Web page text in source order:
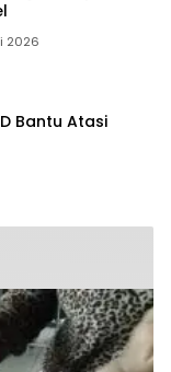
2026
Bantu Atasi